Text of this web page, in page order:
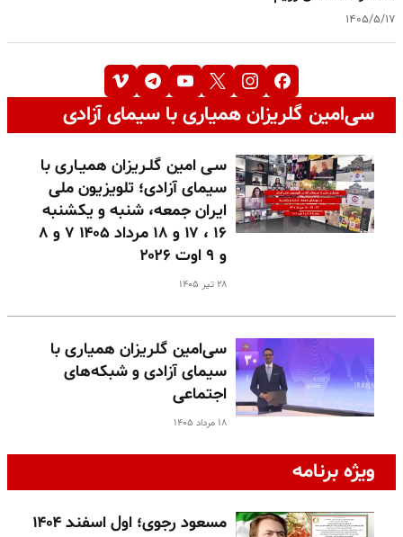
۱۴۰۵/۵/۱۷
سی‌امین گلریزان همیاری با سیمای آزادی
سـی امین گلـریزان همیـاری با
سیمای آزادی؛ تلویزیون ملی
ایران جمعه، شنبه و یکشنبه
۱۶ ، ۱۷ و ۱۸ مرداد ۱۴۰۵ ۷ و ۸
و ۹ اوت ۲۰۲۶
۲۸ تیر ۱۴۰۵
سی‌امین گلریزان همیاری با
سیمای آزادی و شبکه‌های
اجتماعی
۱۸ مرداد ۱۴۰۵
ویژه برنامه
مسعود رجوی؛ اول اسفند ۱۴۰۴